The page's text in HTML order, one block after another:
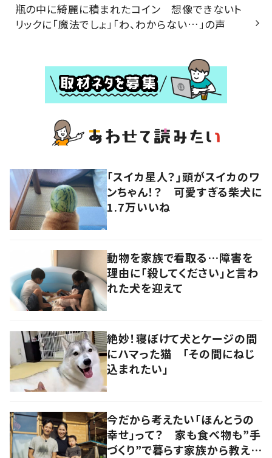
瓶の中に綺麗に積まれたコイン 想像できないト
リックに「魔法でしょ」「わ、わからない…」の声
「スイカ星人？」頭がスイカのワ
ンちゃん！？ 可愛すぎる柴犬に
1.7万いいね
動物を家族で看取る…障害を
理由に「殺してください」と言わ
れた犬を迎えて
絶妙！寝ぼけて犬とケージの間
にハマった猫 「その間にねじ
込まれたい」
今だから考えたい「ほんとうの
幸せ」って？ 家も食べ物も”手
づくり”で暮らす家族から教えて